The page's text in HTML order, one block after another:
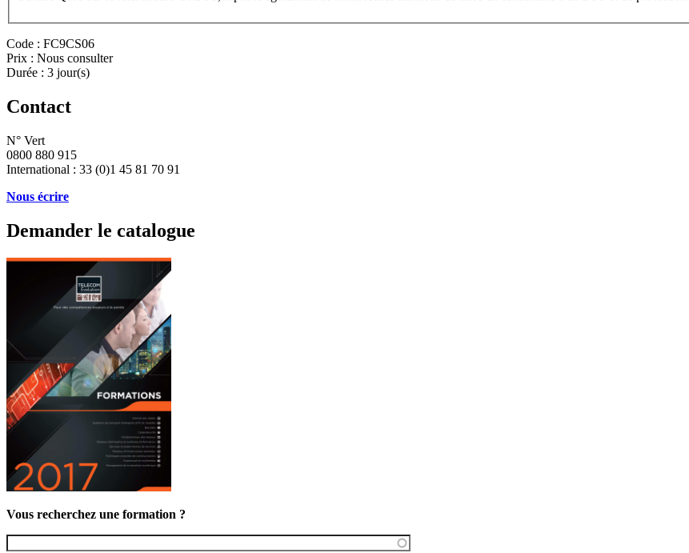
Code : FC9CS06
Prix : Nous consulter
Durée : 3 jour(s)
Contact
N° Vert
0800 880 915
International : 33 (0)1 45 81 70 91
Nous écrire
Demander le catalogue
Vous recherchez une formation ?